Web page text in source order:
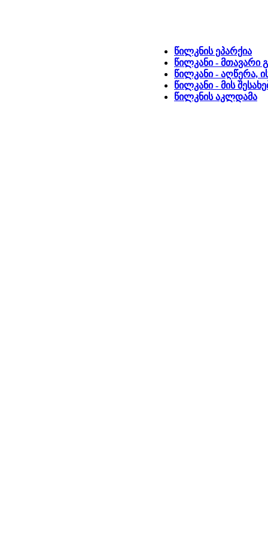
წილკნის ეპარქია
წილკანი - მთავარი
წილკანი - აღწერა,
წილკანი - მის
წილკნის აკლდამა